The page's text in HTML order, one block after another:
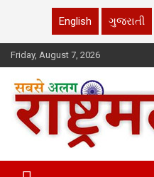
English ગુજરાતી
Skip
to
Friday, August 7, 2026